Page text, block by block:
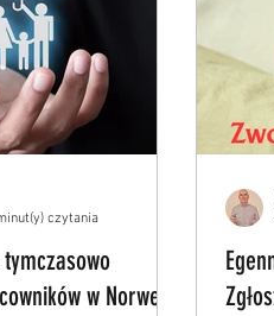
w Norwegii
czytania